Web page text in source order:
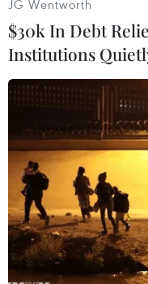
(Ảnh minh
Theo phóng viên
hàng không quốc
Airlines) ngày 21/
JG Wentworth
$30k In Debt
Institutions